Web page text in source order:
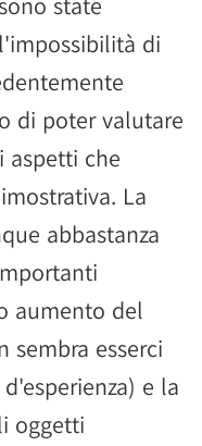
di
di poter valutare
che
La
abbastanza
aumento del
esserci
e la
oggetti